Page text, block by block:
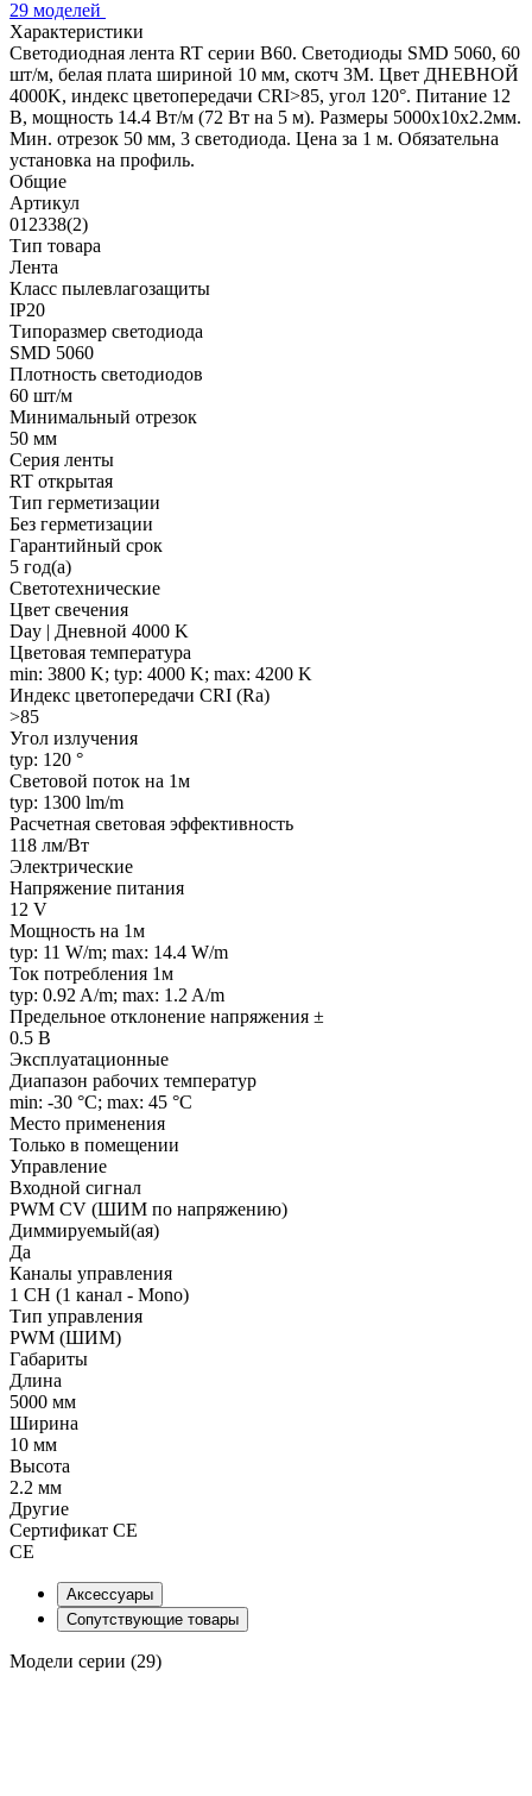
29 моделей
Характеристики
Светодиодная лента RT серии B60. Светодиоды SMD 5060, 60
шт/м, белая плата шириной 10 мм, скотч 3M. Цвет ДНЕВНОЙ
4000K, индекс цветопередачи CRI>85, угол 120°. Питание 12
В, мощность 14.4 Вт/м (72 Вт на 5 м). Размеры 5000x10x2.2мм.
Мин. отрезок 50 мм, 3 светодиода. Цена за 1 м. Обязательна
установка на профиль.
Общие
Артикул
012338(2)
Тип товара
Лента
Класс пылевлагозащиты
IP20
Типоразмер светодиода
SMD 5060
Плотность светодиодов
60 шт/м
Минимальный отрезок
50 мм
Серия ленты
RT открытая
Тип герметизации
Без герметизации
Гарантийный срок
5 год(а)
Светотехнические
Цвет свечения
Day | Дневной 4000 K
Цветовая температура
min: 3800 K; typ: 4000 K; max: 4200 K
Индекс цветопередачи CRI (Ra)
>85
Угол излучения
typ: 120 °
Световой поток на 1м
typ: 1300 lm/m
Расчетная световая эффективность
118 лм/Вт
Электрические
Напряжение питания
12 V
Мощность на 1м
typ: 11 W/m; max: 14.4 W/m
Ток потребления 1м
typ: 0.92 A/m; max: 1.2 A/m
Предельное отклонение напряжения ±
0.5 В
Эксплуатационные
Диапазон рабочих температур
min: -30 °C; max: 45 °C
Место применения
Только в помещении
Управление
Входной сигнал
PWM СV (ШИМ по напряжению)
Диммируемый(ая)
Да
Каналы управления
1 CH (1 канал - Mono)
Тип управления
PWM (ШИМ)
Габариты
Длина
5000 мм
Ширина
10 мм
Высота
2.2 мм
Другие
Сертификат CE
CE
Аксессуары
Сопутствующие товары
Модели серии (29)